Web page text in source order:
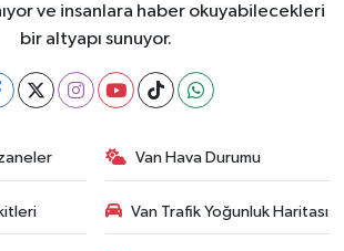
ve insanlara haber okuyabilecekleri
bir altyapı sunuyor.
Van Hava Durumu
Van Trafik Yoğunluk Haritası